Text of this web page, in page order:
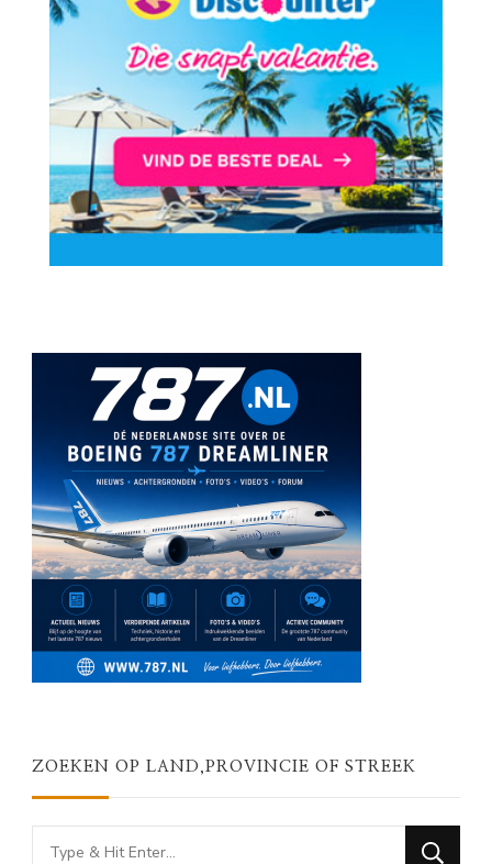
ZOEKEN OP LAND,PROVINCIE OF STREEK
Looking